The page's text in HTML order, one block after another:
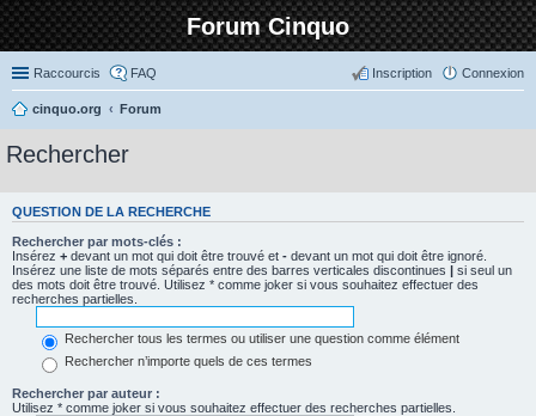
Forum Cinquo
Raccourcis FAQ Connexion
Inscription
cinquo.org Forum
Rechercher
QUESTION DE LA RECHERCHE
Rechercher par mots-clés :
Insérez + devant un mot qui doit être trouvé et - devant un mot qui doit être ignoré.
Insérez une liste de mots séparés entre des barres verticales discontinues | si seul un
des mots doit être trouvé. Utilisez * comme joker si vous souhaitez effectuer des
recherches partielles.
Rechercher tous les termes ou utiliser une question comme élément
Rechercher n’importe quels de ces termes
Rechercher par auteur :
Utilisez * comme joker si vous souhaitez effectuer des recherches partielles.